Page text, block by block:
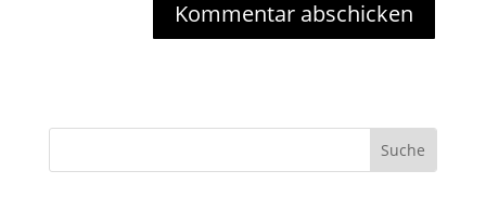
Kommentar abschicken